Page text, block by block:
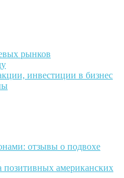
рынков
инвестиции в бизнес
отзывы о подвохе
позитивных американских